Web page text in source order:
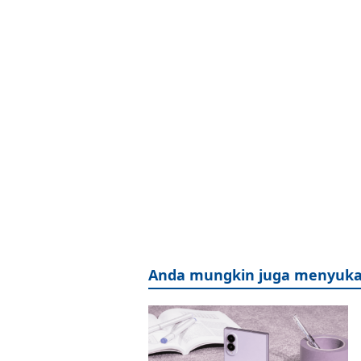
Anda mungkin juga